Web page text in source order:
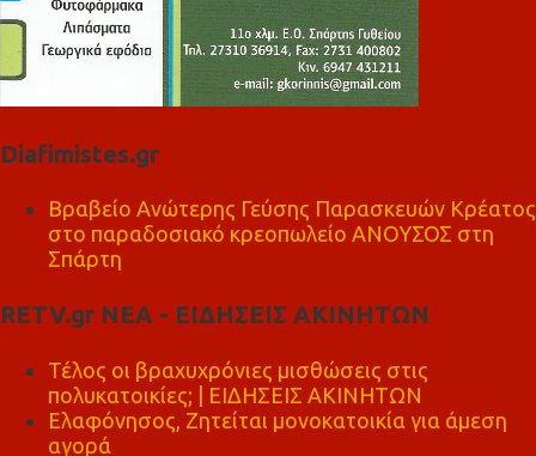
Diafimistes.gr
Βραβείο Ανώτερης Γεύσης Παρασκευών Κρέατος
στο παραδοσιακό κρεοπωλείο ΑΝΟΥΣΟΣ στη
Σπάρτη
RETV.gr ΝΕΑ - ΕΙΔΗΣΕΙΣ ΑΚΙΝΗΤΩΝ
Τέλος οι βραχυχρόνιες μισθώσεις στις
πολυκατοικίες; | ΕΙΔΗΣΕΙΣ ΑΚΙΝΗΤΩΝ
Ελαφόνησος, Ζητείται μονοκατοικία για άμεση
αγορά